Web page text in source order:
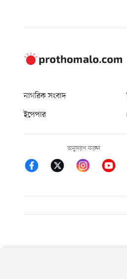
নাগরিক সংবাদ
ইপেপার
অনুসরণ করুন